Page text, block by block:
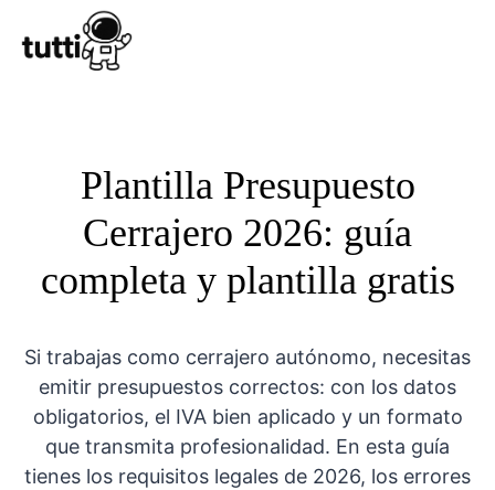
Plantilla Presupuesto
Cerrajero 2026: guía
completa y plantilla gratis
Si trabajas como cerrajero autónomo, necesitas
emitir presupuestos correctos: con los datos
obligatorios, el IVA bien aplicado y un formato
que transmita profesionalidad. En esta guía
tienes los requisitos legales de 2026, los errores